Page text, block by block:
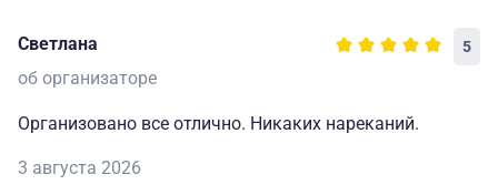
Светлана 5
об организаторе
Организовано все отлично. Никаких нареканий.
3 августа 2026